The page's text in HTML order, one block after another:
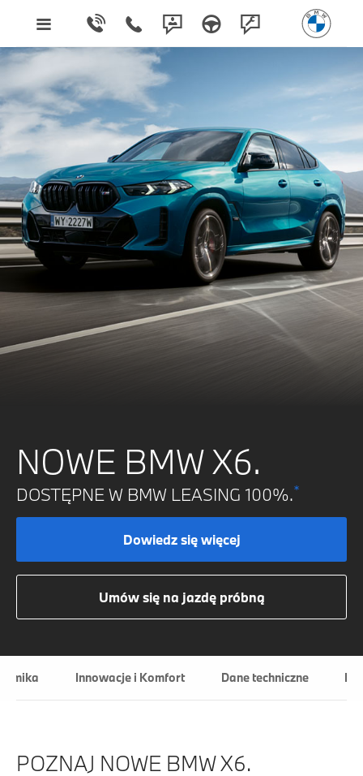
NOWE BMW X6.
DOSTĘPNE W BMW LEASING 100%.*
Dowiedz się więcej
Umów się na jazdę próbną
Innowacje i Komfort Dane techniczne
POZNAJ NOWE BMW X6.